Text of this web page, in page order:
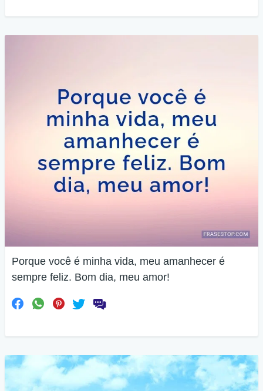
Porque você é minha vida, meu amanhecer é
sempre feliz. Bom dia, meu amor!